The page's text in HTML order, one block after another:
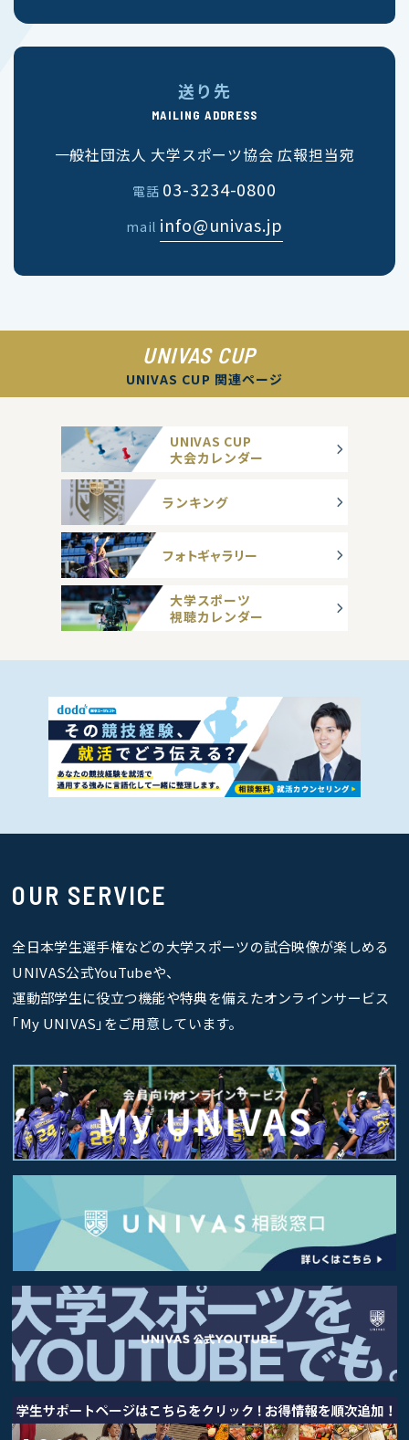
送り先
MAILING ADDRESS
一般社団法人 大学スポーツ協会 広報担当宛
電話 03-3234-0800
mail info@univas.jp
UNIVAS CUP
UNIVAS CUP 関連ページ
UNIVAS CUP
大会カレンダー
ランキング
フォトギャラリー
大学スポーツ
視聴カレンダー
OUR SERVICE
全日本学生選手権などの大学スポーツの試合映像が楽しめる
UNIVAS公式YouTubeや、
運動部学生に役立つ機能や特典を備えたオンラインサービス
｢My UNIVAS｣をご用意しています。